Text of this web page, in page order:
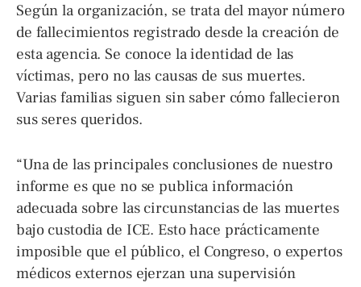
Según la organización, se trata del mayor número
de fallecimientos registrado desde la creación de
esta agencia. Se conoce la identidad de las
víctimas, pero no las causas de sus muertes.
Varias familias siguen sin saber cómo fallecieron
sus seres queridos.
“Una de las principales conclusiones de nuestro
informe es que no se publica información
adecuada sobre las circunstancias de las muertes
bajo custodia de ICE. Esto hace prácticamente
imposible que el público, el Congreso, o expertos
médicos externos ejerzan una supervisión